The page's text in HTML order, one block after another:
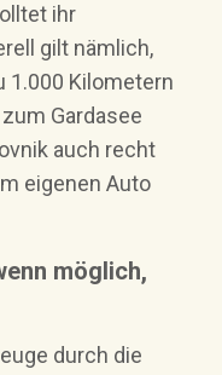
ihr
gilt nämlich,
1.000 Kilometern
Gardasee
auch recht
eigenen Auto
möglich,
durch die